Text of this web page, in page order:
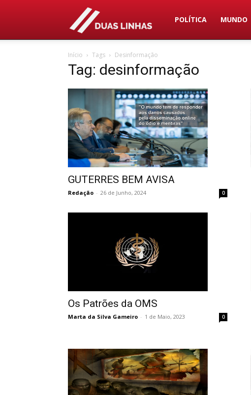
Duas
POLÍTICA MUNDO
Início Tags Desinformação
Tag: desinformação
GUTERRES BEM AVISA
Redação - 26 de Junho, 2024 0
Os Patrões da OMS
Marta da Silva Gameiro - 1 de Maio, 2023 0